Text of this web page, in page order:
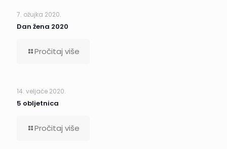
7. ožujka 2020.
Dan žena 2020
Pročitaj više
14. veljače 2020.
5 obljetnica
Pročitaj više